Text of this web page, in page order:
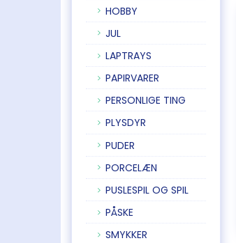
HOBBY
JUL
LAPTRAYS
PAPIRVARER
PERSONLIGE TING
PLYSDYR
PUDER
PORCELÆN
PUSLESPIL OG SPIL
PÅSKE
SMYKKER